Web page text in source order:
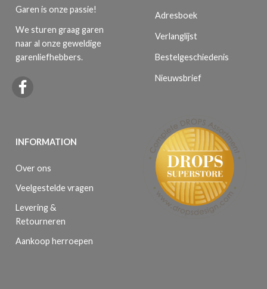
Garen is onze passie!
We sturen graag garen
naar al onze geweldige
garenliefhebbers.
INFORMATION
Over ons
Veelgestelde vragen
Levering &
Retourneren
Aankoop herroepen
Adresboek
Verlanglijst
Bestelgeschiedenis
Nieuwsbrief